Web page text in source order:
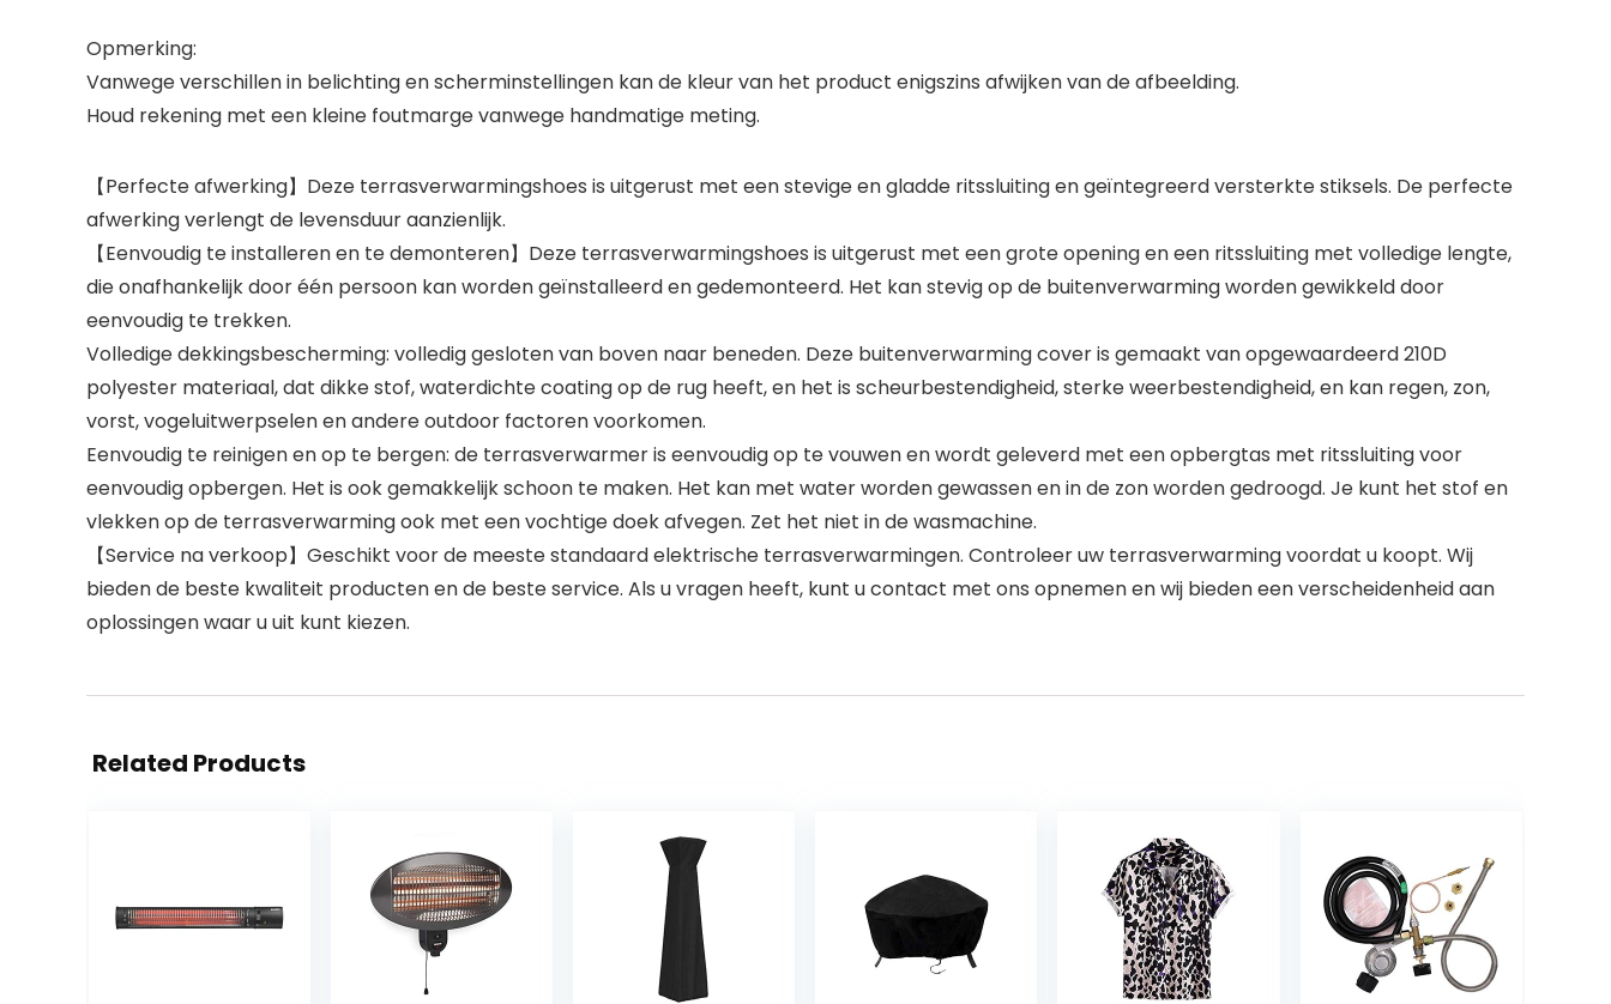
Opmerking:
Vanwege verschillen in belichting en scherminstellingen kan de kleur van het product enigszins afwijken van de afbeelding.
Houd rekening met een kleine foutmarge vanwege handmatige meting.
【Perfecte afwerking】Deze terrasverwarmingshoes is uitgerust met een stevige en gladde ritssluiting en geïntegreerd versterkte stiksels. De perfecte
afwerking verlengt de levensduur aanzienlijk.
【Eenvoudig te installeren en te demonteren】Deze terrasverwarmingshoes is uitgerust met een grote opening en een ritssluiting met volledige lengte,
die onafhankelijk door één persoon kan worden geïnstalleerd en gedemonteerd. Het kan stevig op de buitenverwarming worden gewikkeld door
eenvoudig te trekken.
Volledige dekkingsbescherming: volledig gesloten van boven naar beneden. Deze buitenverwarming cover is gemaakt van opgewaardeerd 210D
polyester materiaal, dat dikke stof, waterdichte coating op de rug heeft, en het is scheurbestendigheid, sterke weerbestendigheid, en kan regen, zon,
vorst, vogeluitwerpselen en andere outdoor factoren voorkomen.
Eenvoudig te reinigen en op te bergen: de terrasverwarmer is eenvoudig op te vouwen en wordt geleverd met een opbergtas met ritssluiting voor
eenvoudig opbergen. Het is ook gemakkelijk schoon te maken. Het kan met water worden gewassen en in de zon worden gedroogd. Je kunt het stof en
vlekken op de terrasverwarming ook met een vochtige doek afvegen. Zet het niet in de wasmachine.
【Service na verkoop】Geschikt voor de meeste standaard elektrische terrasverwarmingen. Controleer uw terrasverwarming voordat u koopt. Wij
bieden de beste kwaliteit producten en de beste service. Als u vragen heeft, kunt u contact met ons opnemen en wij bieden een verscheidenheid aan
oplossingen waar u uit kunt kiezen.
Related Products